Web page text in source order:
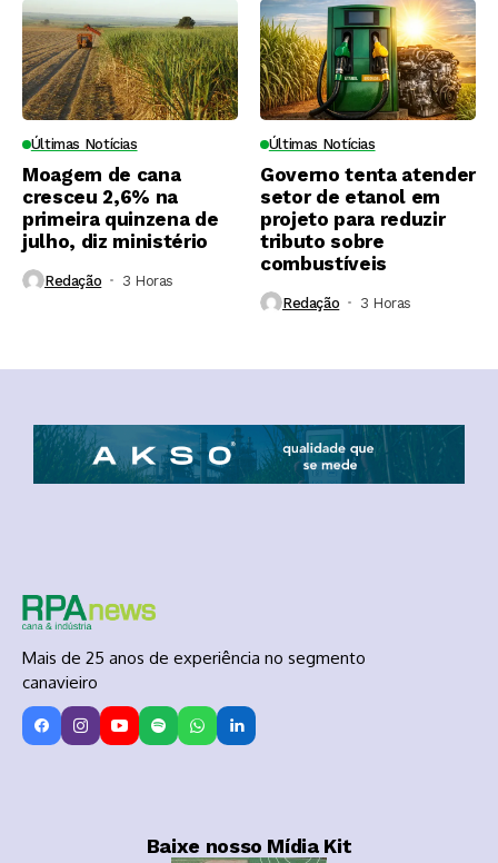
Últimas Notícias
Moagem de cana
cresceu 2,6% na
primeira quinzena de
julho, diz ministério
Redação 3 Horas ⁮
Últimas Notícias
Governo tenta atender
setor de etanol em
projeto para reduzir
tributo sobre
combustíveis
Redação 3 Horas ⁮
Mais de 25 anos de experiência no segmento
canavieiro
Baixe nosso Mídia Kit